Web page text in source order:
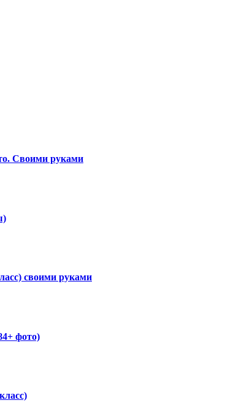
Своими руками
своими руками
фото)